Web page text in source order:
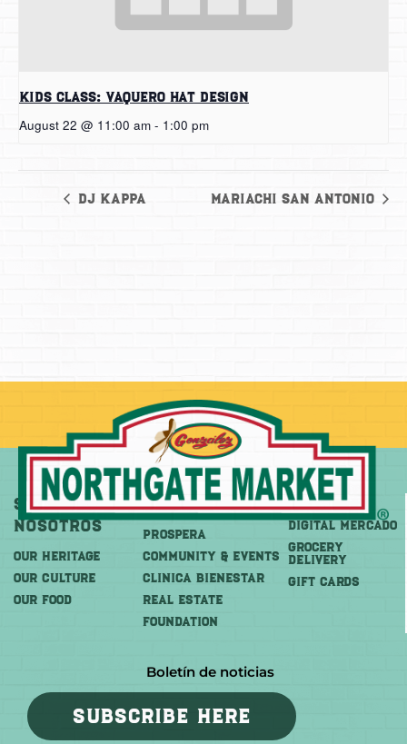
Kids Class: Vaquero Hat Design
August 22 @ 11:00 am - 1:00 pm
DJ Kappa Mariachi San Antonio
Sobre
Nosotros
OUR HERITAGE
OUR CULTURE
OUR FOOD
Más
PROSPERA
COMMUNITY & EVENTS
CLINICA BIENESTAR
REAL ESTATE
FOUNDATION
Comprar
DIGITAL MERCADO
Grocery
Delivery
GIFT CARDS
Boletín de noticias
SUBSCRIBE HERE